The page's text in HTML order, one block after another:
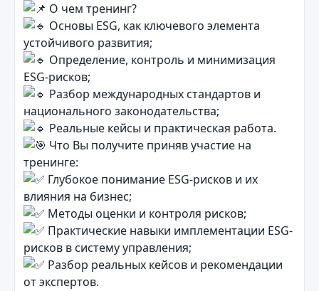
О чем тренинг?
Основы ESG, как ключевого элемента
устойчивого развития;
Определение, контроль и минимизация
ESG-рисков;
Разбор международных стандартов и
национального законодательства;
Реальные кейсы и практическая работа.
Что Вы получите приняв участие на
тренинге:
Глубокое понимание ESG-рисков и их
влияния на бизнес;
Методы оценки и контроля рисков;
Практические навыки имплементации ESG-
рисков в систему управления;
Разбор реальных кейсов и рекомендации
от экспертов.